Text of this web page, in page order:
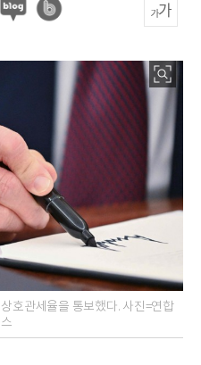
호관세율을 통보했다. 사진=연합